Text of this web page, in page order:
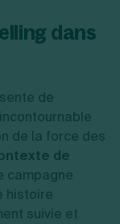
dans
de
de la force des
de
campagne
histoire
suivie et